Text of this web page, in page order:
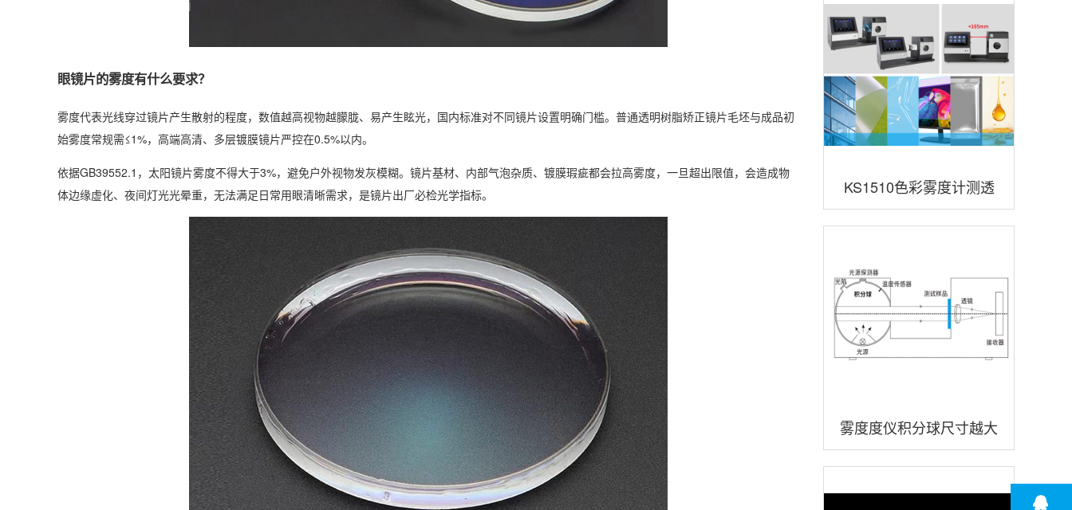
KS1510色彩雾度计测透
明样品尺寸最大厚度是多
雾度度仪积分球尺寸越大
越好吗？三恩时雾度仪积
分尺寸多少？
眼镜片的雾度有什么要求？
雾度代表光线穿过镜片产生散射的程度，数值越高视物越朦胧、易产生眩光，国内标准对不同镜片设置明确门槛。普通透明树脂矫正镜片毛坯与成品初
始雾度常规需≤1%，高端高清、多层镀膜镜片严控在0.5%以内。
依据GB39552.1，太阳镜片雾度不得大于3%，避免户外视物发灰模糊。镜片基材、内部气泡杂质、镀膜瑕疵都会拉高雾度，一旦超出限值，会造成物
体边缘虚化、夜间灯光光晕重，无法满足日常用眼清晰需求，是镜片出厂必检光学指标。